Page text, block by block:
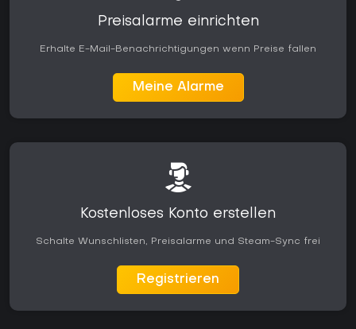
Preisalarme einrichten
Erhalte E-Mail-Benachrichtigungen wenn Preise fallen
Meine Alarme
Kostenloses Konto erstellen
Schalte Wunschlisten, Preisalarme und Steam-Sync frei
Registrieren